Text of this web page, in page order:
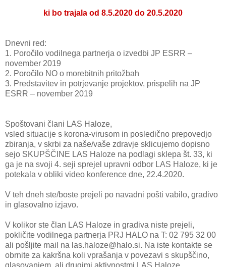
ki bo trajala od 8.5.2020 do 20.5.2020
Dnevni red:
1. Poročilo vodilnega partnerja o izvedbi JP ESRR –
november 2019
2. Poročilo NO o morebitnih pritožbah
3. Predstavitev in potrjevanje projektov, prispelih na JP
ESRR – november 2019
Spoštovani člani LAS Haloze,
vsled situacije s korona-virusom in posledično prepovedjo
zbiranja, v skrbi za naše/vaše zdravje sklicujemo dopisno
sejo SKUPŠČINE LAS Haloze na podlagi sklepa št. 33, ki
ga je na svoji 4. seji sprejel upravni odbor LAS Haloze, ki je
potekala v obliki video konference dne, 22.4.2020.
V teh dneh ste/boste prejeli po navadni pošti vabilo, gradivo
in glasovalno izjavo.
V kolikor ste član LAS Haloze in gradiva niste prejeli,
pokličite vodilnega partnerja PRJ HALO na T: 02 795 32 00
ali pošljite mail na las.haloze@halo.si. Na iste kontakte se
obrnite za kakršna koli vprašanja v povezavi s skupščino,
glasovanjem, ali drugimi aktivnostmi LAS Haloze.